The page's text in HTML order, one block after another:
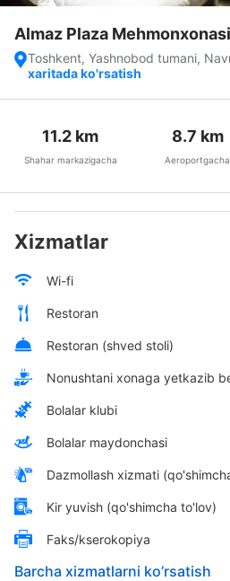
Almaz Plaza Mehmonxonasi
Toshkent, Yashnobod tumani,
xaritada ko'rsatish
11.2 km
Shahar markazigacha
8.7 km
Aeroportgacha
Xizmatlar
Wi-fi
Restoran
Restoran (shved stoli)
Nonushtani xonaga yetkazib
Bolalar klubi
Bolalar maydonchasi
Dazmollash xizmati
Kir yuvish (qo'shimcha to'lov)
Faks/kserokopiya
Barcha xizmatlarni ko’rsatish